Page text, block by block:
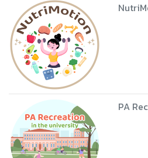
PA